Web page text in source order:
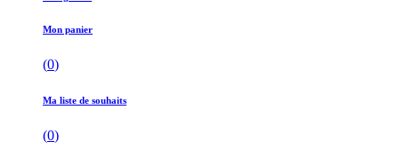
Mon panier
(0)
Ma liste de souhaits
(0)